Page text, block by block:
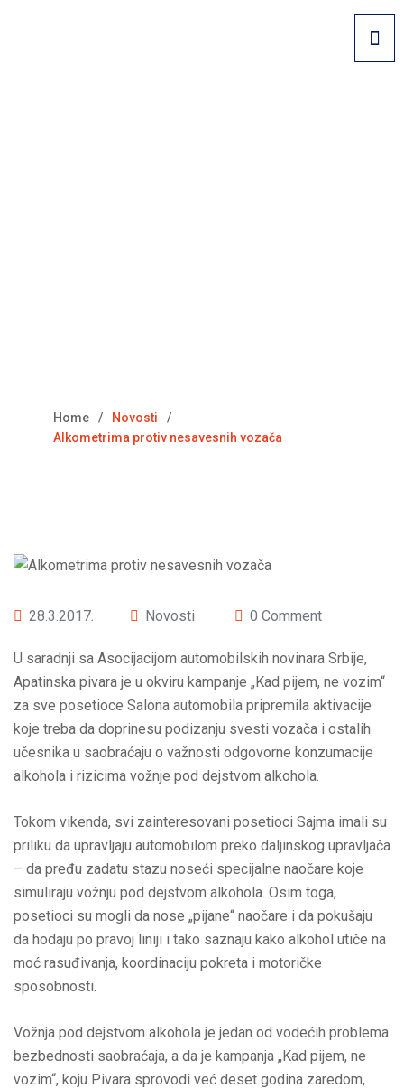
Home
Novosti
Alkometrima protiv nesavesnih vozača
28.3.2017. Novosti 0 Comment
U saradnji sa Asocijacijom automobilskih novinara Srbije,
Apatinska pivara je u okviru kampanje „Kad pijem, ne vozim“
za sve posetioce Salona automobila pripremila aktivacije
koje treba da doprinesu podizanju svesti vozača i ostalih
učesnika u saobraćaju o važnosti odgovorne konzumacije
alkohola i rizicima vožnje pod dejstvom alkohola.
Tokom vikenda, svi zainteresovani posetioci Sajma imali su
priliku da upravljaju automobilom preko daljinskog upravljača
– da pređu zadatu stazu noseći specijalne naočare koje
simuliraju vožnju pod dejstvom alkohola. Osim toga,
posetioci su mogli da nose „pijane“ naočare i da pokušaju
da hodaju po pravoj liniji i tako saznaju kako alkohol utiče na
moć rasuđivanja, koordinaciju pokreta i motoričke
sposobnosti.
Vožnja pod dejstvom alkohola je jedan od vodećih problema
bezbednosti saobraćaja, a da je kampanja „Kad pijem, ne
vozim“, koju Pivara sprovodi već deset godina zaredom,